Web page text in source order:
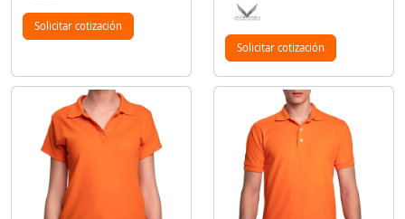
Solicitar cotización
Solicitar cotización